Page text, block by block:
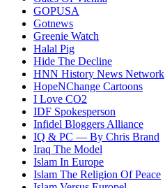
GOPUSA
Gotnews
Greenie Watch
Halal Pig
Hide The Decline
HNN History News Network
HopeNChange Cartoons
I Love CO2
IDF Spokesperson
Infidel Bloggers Alliance
IQ & PC — By Chris Brand
Iraq The Model
Islam In Europe
Islam The Religion Of Peace